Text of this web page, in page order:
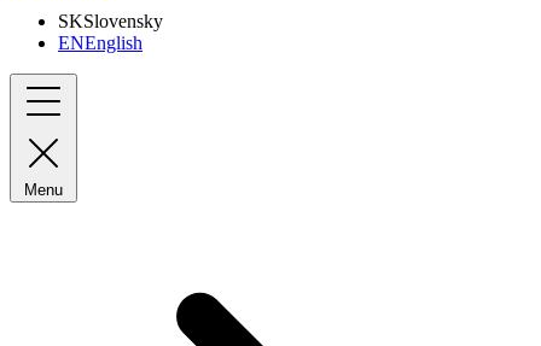
SKSlovensky
ENEnglish
Menu